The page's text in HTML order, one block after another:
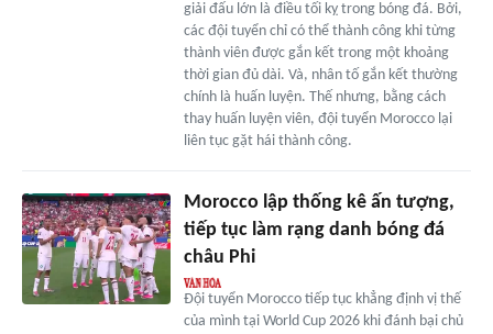
giải đấu lớn là điều tối kỵ trong bóng đá. Bởi,
các đội tuyển chỉ có thể thành công khi từng
thành viên được gắn kết trong một khoảng
thời gian đủ dài. Và, nhân tố gắn kết thường
chính là huấn luyện. Thế nhưng, bằng cách
thay huấn luyện viên, đội tuyển Morocco lại
liên tục gặt hái thành công.
Morocco lập thống kê ấn tượng,
tiếp tục làm rạng danh bóng đá
châu Phi
Đội tuyển Morocco tiếp tục khẳng định vị thế
của mình tại World Cup 2026 khi đánh bại chủ